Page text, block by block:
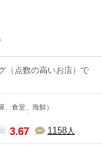
（点数の高いお店） で
、食堂、海鮮）
3.67 1158人